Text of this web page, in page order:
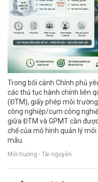
Trong bối cảnh Chính phủ
các thủ tục hành chính liên
(ĐTM), giấy phép môi
công nghiệp/cụm công
giữa ĐTM và GPMT cần
chế của mô hình quản lý
mẫu.
Môi trường - Tài nguyên